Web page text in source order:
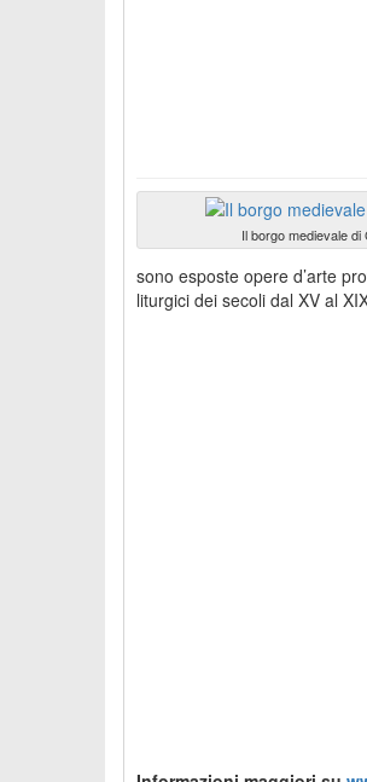
Il borgo medievale di
sono esposte opere d’arte
liturgici dei secoli dal XV al